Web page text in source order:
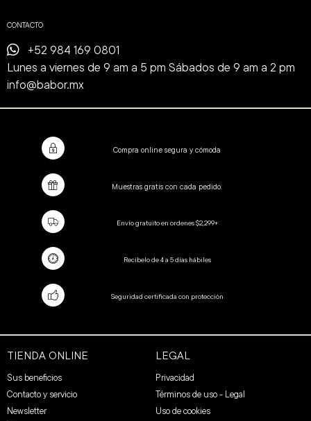
CONTACTO
+52 984 169 0801
Lunes a viernes de 9 am a 5 pm Sábados de 9 am a 2 pm
info@babor.mx
Compra online segura y cómoda
Muestras gratis con cada pedido.
Envío gratuito en ordenes $2,299+
Recíbelo de 4 a 5 días hábiles
Seguridad certificada con protección
TIENDA ONLINE
Sus beneficios
Contacto y servicio
Newsletter
LEGAL
Privacidad
Términos de uso - Legal
Uso de cookies